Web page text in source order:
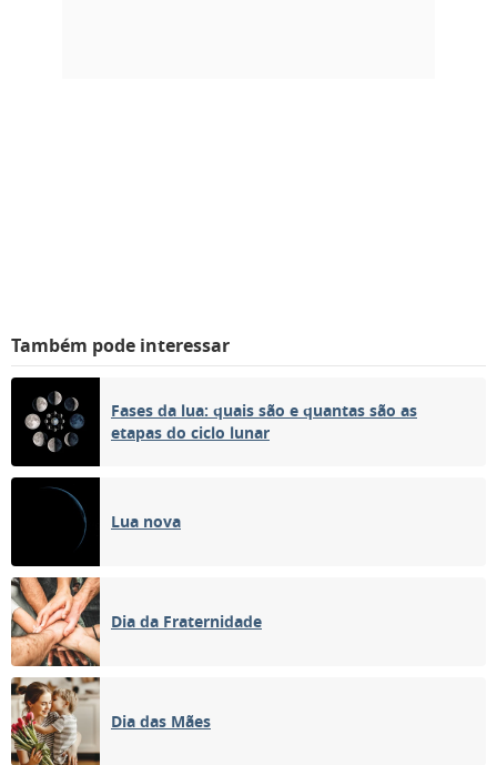
Também pode interessar
Fases da lua: quais são e quantas são as
etapas do ciclo lunar
Lua nova
Dia da Fraternidade
Dia das Mães